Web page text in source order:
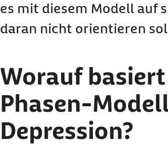
es mit diesem Modell auf
daran nicht orientieren
Worauf
Phasen-
Depression?